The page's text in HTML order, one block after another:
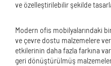
ve özelleştirilebilir şekilde
Modern ofis mobilyalarındaki
ve çevre dostu malzemelere
etkilerinin daha fazla farkına
geri dönüştürülmüş